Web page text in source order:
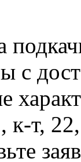
с
т,